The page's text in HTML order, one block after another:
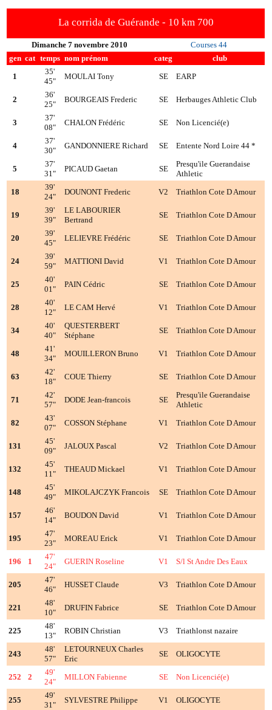
La corrida de Guérande - 10 km 700
Dimanche 7 novembre 2010
Courses 44
gen cat temps nom prénom categ club
1
35'
45"
MOULAI Tony SE EARP
2
36'
25"
BOURGEAIS Frederic SE Herbauges Athletic Club
3
37'
08"
CHALON Frédéric SE Non Licencié(e)
4
37'
30"
GANDONNIERE Richard SE Entente Nord Loire 44 *
5
37'
31"
PICAUD Gaetan SE
Presqu'ile Guerandaise
Athletic
18
39'
24"
DOUNONT Frederic V2 Triathlon Cote D Amour
19
39'
39"
LE LABOURIER
Bertrand
SE Triathlon Cote D Amour
20
39'
45"
LELIEVRE Frédéric SE Triathlon Cote D Amour
24
39'
59"
MATTIONI David V1 Triathlon Cote D Amour
25
40'
01"
PAIN Cédric SE Triathlon Cote D Amour
28
40'
12"
LE CAM Hervé V1 Triathlon Cote D Amour
34
40'
40"
QUESTERBERT
Stéphane
SE Triathlon Cote D Amour
48
41'
34"
MOUILLERON Bruno V1 Triathlon Cote D Amour
63
42'
18"
COUE Thierry SE Triathlon Cote D Amour
71
42'
57"
DODE Jean-francois SE
Presqu'ile Guerandaise
Athletic
82
43'
07"
COSSON Stéphane V1 Triathlon Cote D Amour
131
45'
09"
JALOUX Pascal V2 Triathlon Cote D Amour
132
45'
11"
THEAUD Mickael V1 Triathlon Cote D Amour
148
45'
49"
MIKOLAJCZYK Francois SE Triathlon Cote D Amour
157
46'
14"
BOUDON David V1 Triathlon Cote D Amour
195
47'
23"
MOREAU Erick V1 Triathlon Cote D Amour
196 1
47'
24"
GUERIN Roseline V1 S/l St Andre Des Eaux
205
47'
46"
HUSSET Claude V3 Triathlon Cote D Amour
221
48'
10"
DRUFIN Fabrice SE Triathlon Cote D Amour
225
48'
13"
ROBIN Christian V3 Triathlonst nazaire
243
48'
57"
LETOURNEUX Charles
Eric
SE OLIGOCYTE
252 2
49'
24"
MILLON Fabienne SE Non Licencié(e)
255
49'
31"
SYLVESTRE Philippe V1 OLIGOCYTE